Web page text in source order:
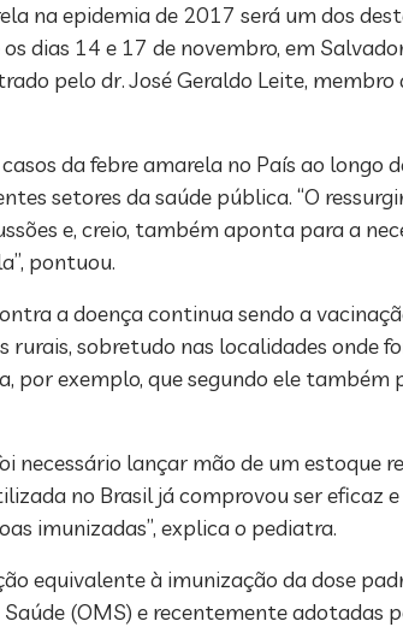
na epidemia de 2017 será um dos
dias 14 e 17 de novembro, em
pelo dr. José Geraldo Leite,
da febre amarela no País ao longo
setores da saúde pública. “O
e, creio, também aponta para a
pontuou.
a doença continua sendo a
sobretudo nas localidades onde
por exemplo, que segundo ele
necessário lançar mão de um estoque
no Brasil já comprovou ser eficaz
imunizadas”, explica o pediatra.
equivalente à imunização da dose
(OMS) e recentemente adotadas